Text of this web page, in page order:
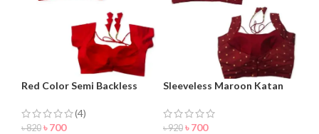
Red Color Semi Backless
(4)
৳820 ৳700
Sleeveless Maroon Katan
৳920 ৳700